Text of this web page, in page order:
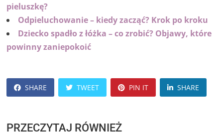
pieluszkę?
Odpieluchowanie – kiedy zacząć? Krok po kroku
Dziecko spadło z łóżka – co zrobić? Objawy, które
powinny zaniepokoić
SHARE TWEET PIN IT SHARE
PRZECZYTAJ RÓWNIEŻ